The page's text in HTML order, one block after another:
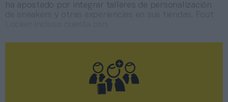
ha apostado por integrar talleres de personalización